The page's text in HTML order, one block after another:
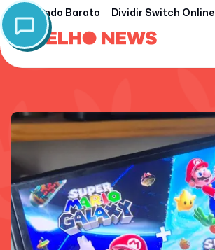
Nintendo Barato Dividir Switch Online